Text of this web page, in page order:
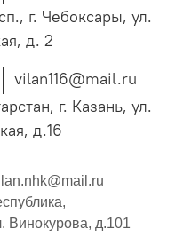
г. Чебоксары, ул.
д. 2
vilan116@mail.ru
г. Казань, ул.
д.16
Винокурова, д.101